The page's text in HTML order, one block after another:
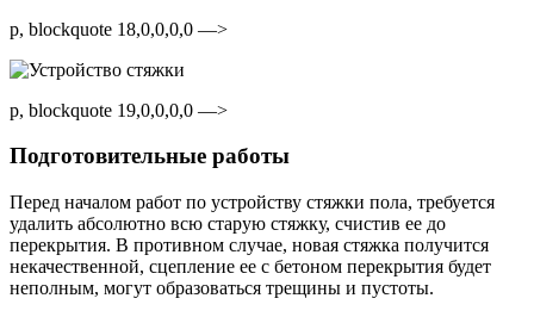
p, blockquote 18,0,0,0,0 —>
p, blockquote 19,0,0,0,0 —>
Подготовительные работы
Перед началом работ по устройству стяжки пола, требуется
удалить абсолютно всю старую стяжку, счистив ее до
перекрытия. В противном случае, новая стяжка получится
некачественной, сцепление ее с бетоном перекрытия будет
неполным, могут образоваться трещины и пустоты.